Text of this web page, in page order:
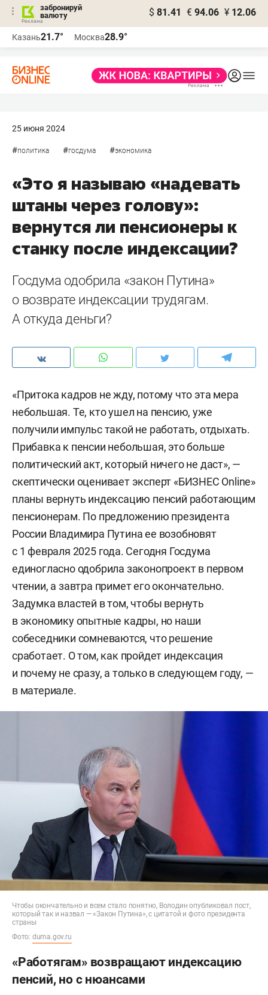
забронируй
валюту
$ 81.41 € 94.06 ¥ 12.06
Казань21.7° Москва28.9°
25 июня 2024
#политика #госдума #экономика
«Это я называю «надевать
штаны через голову»:
вернутся ли пенсионеры к
станку после индексации?
Госдума одобрила «закон Путина»
о возврате индексации трудягам.
А откуда деньги?
«Притока кадров не жду, потому что эта мера
небольшая. Те, кто ушел на пенсию, уже
получили импульс такой не работать, отдыхать.
Прибавка к пенсии небольшая, это больше
политический акт, который ничего не даст», —
скептически оценивает эксперт «БИЗНЕС Online»
планы вернуть индексацию пенсий работающим
пенсионерам. По предложению президента
России Владимира Путина ее возобновят
с 1 февраля 2025 года. Сегодня Госдума
единогласно одобрила законопроект в первом
чтении, а завтра примет его окончательно.
Задумка властей в том, чтобы вернуть
в экономику опытные кадры, но наши
собеседники сомневаются, что решение
сработает. О том, как пройдет индексация
и почему не сразу, а только в следующем году, —
в материале.
Чтобы окончательно и всем стало понятно, Володин опубликовал пост,
который так и назвал — «Закон Путина», с цитатой и фото президента
страны
Фото: duma.gov.ru
«Работягам» возвращают индексацию
пенсий, но с нюансами